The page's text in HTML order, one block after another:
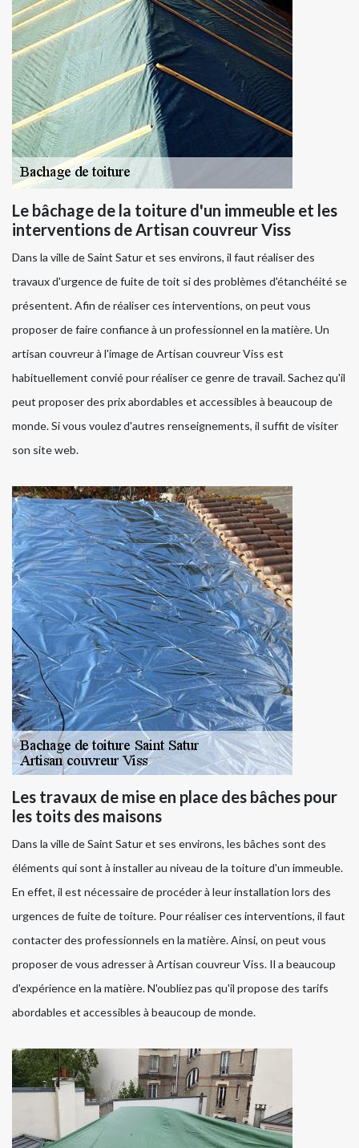
Le bâchage de la toiture d'un immeuble et les
interventions de Artisan couvreur Viss
Dans la ville de Saint Satur et ses environs, il faut réaliser des
travaux d'urgence de fuite de toit si des problèmes d'étanchéité se
présentent. Afin de réaliser ces interventions, on peut vous
proposer de faire confiance à un professionnel en la matière. Un
artisan couvreur à l'image de Artisan couvreur Viss est
habituellement convié pour réaliser ce genre de travail. Sachez qu'il
peut proposer des prix abordables et accessibles à beaucoup de
monde. Si vous voulez d'autres renseignements, il suffit de visiter
son site web.
Les travaux de mise en place des bâches pour
les toits des maisons
Dans la ville de Saint Satur et ses environs, les bâches sont des
éléments qui sont à installer au niveau de la toiture d'un immeuble.
En effet, il est nécessaire de procéder à leur installation lors des
urgences de fuite de toiture. Pour réaliser ces interventions, il faut
contacter des professionnels en la matière. Ainsi, on peut vous
proposer de vous adresser à Artisan couvreur Viss. Il a beaucoup
d'expérience en la matière. N'oubliez pas qu'il propose des tarifs
abordables et accessibles à beaucoup de monde.